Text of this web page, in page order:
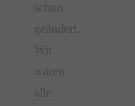
schon
geändert.
Wir
waren
alle